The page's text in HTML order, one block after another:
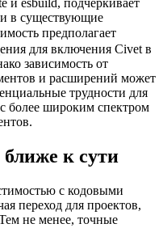
инструментами и
Civet для VSCode и
и esbuild, подчеркивает
в существующие
предполагает
для включения Civet в
зависимость от
и расширений может
более широким спектром
к сути